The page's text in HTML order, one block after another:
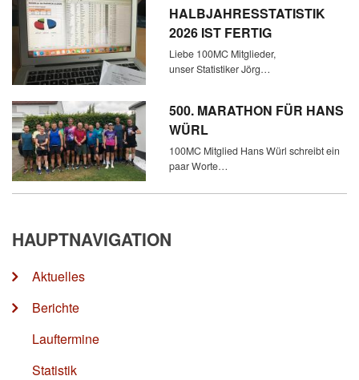
HALBJAHRESSTATISTIK
2026 IST FERTIG
Liebe 100MC Mitglieder,
unser Statistiker Jörg…
500. MARATHON FÜR HANS
WÜRL
100MC Mitglied Hans Würl schreibt ein
paar Worte…
HAUPTNAVIGATION
Aktuelles
Berichte
Lauftermine
Statistik